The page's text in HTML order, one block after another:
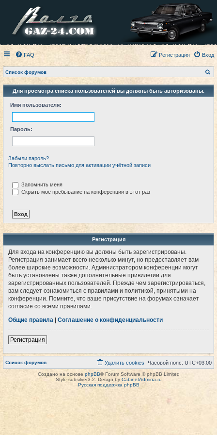
FAQ Вход
Регистрация
Список форумов
о
с
Для просмотра списка пользователей вы должны быть авторизованы.
Имя пользователя:
Пароль:
Забыли пароль?
Повторно выслать письмо для активации учётной записи
Запомнить меня
Скрыть моё пребывание на конференции в этот раз
Регистрация
Для входа на конференцию вы должны быть зарегистрированы.
Регистрация занимает всего несколько минут, но предоставляет вам
более широкие возможности. Администратором конференции могут
быть установлены также дополнительные привилегии для
зарегистрированных пользователей. Прежде чем зарегистрироваться,
вам следует ознакомиться с правилами и политикой, принятыми на
конференции. Помните, что ваше присутствие на форумах означает
согласие со всеми правилами.
Общие правила
Соглашение о конфиденциальности
Регистрация
Список форумов Часовой пояс: UTC+03:00
Удалить cookies
Создано на основе phpBB® Forum Software © phpBB Limited
Style subsilver3.2. Design by CabinetAdmina.ru
Русская поддержка phpBB